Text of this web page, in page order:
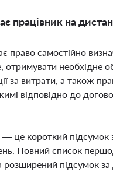
працівник на
право самостійно
отримувати необхідне
за витрати, а також
відповідно до
це короткий підсумок
Повний список
розширений підсумок за